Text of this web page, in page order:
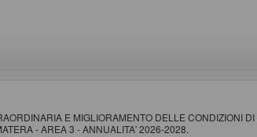
E MIGLIORAMENTO DELLE CONDIZIONI
- AREA 3 - ANNUALITA' 2026-2028.